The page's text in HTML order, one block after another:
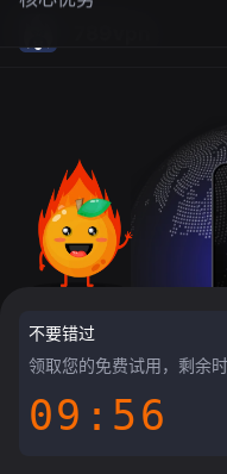
不要错过
领取您的免费试用，剩余时
09:55